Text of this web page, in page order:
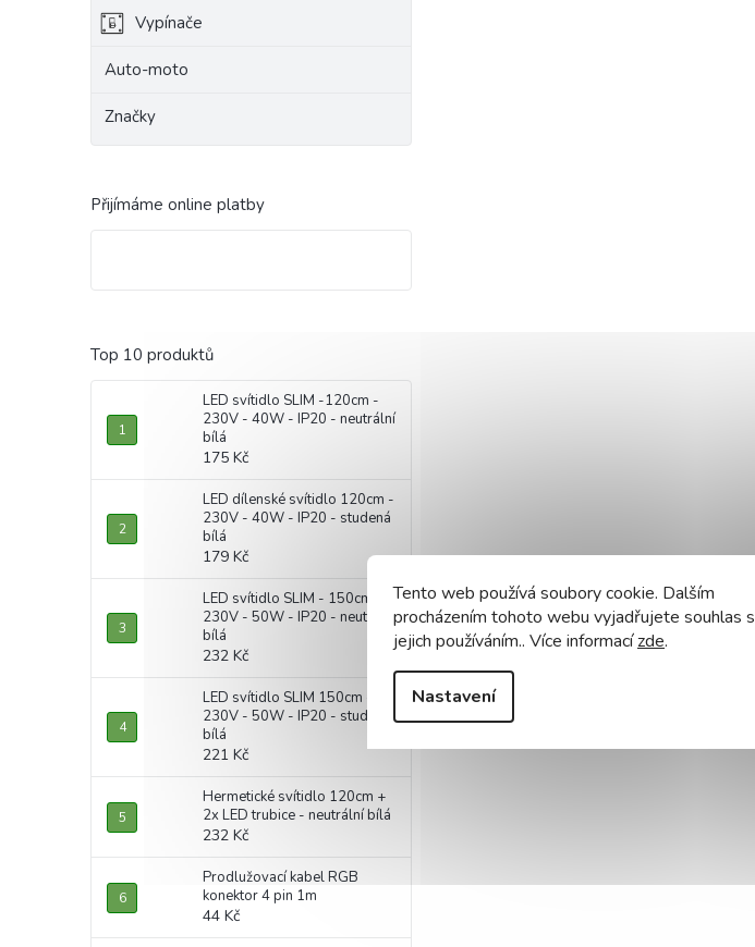
Tento web používá soubory cookie. Dalším
procházením tohoto webu vyjadřujete souhlas s
jejich používáním.. Více informacízde.
Nastavení
Vypínače
Auto-moto
Značky
Přijímáme online platby
Top 10 produktů
LED svítidlo SLIM -120cm -
230V - 40W - IP20 - neutrální
bílá
175 Kč
LED dílenské svítidlo 120cm -
230V - 40W - IP20 - studená
bílá
179 Kč
LED svítidlo SLIM - 150cm -
230V - 50W - IP20 - neutrální
bílá
232 Kč
LED svítidlo SLIM 150cm -
230V - 50W - IP20 - studená
bílá
221 Kč
Hermetické svítidlo 120cm +
2x LED trubice - neutrální bílá
232 Kč
Prodlužovací kabel RGB
konektor 4 pin 1m
44 Kč